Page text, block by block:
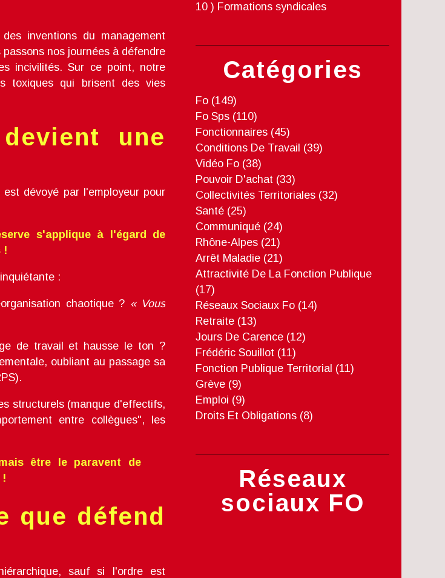
inventions du management
passons nos journées à défendre
incivilités. Sur ce point, notre
toxiques qui brisent des vies
une
dévoyé par l'employeur pour
s'applique à l'égard de
!
:
chaotique ? « Vous
de travail et hausse le ton ?
oubliant au passage sa
structurels (manque d'effectifs,
entre collègues", les
être le paravent de
!
que défend
sauf si l'ordre est
Catégories
Fo (149)
Fo Sps (110)
Fonctionnaires (45)
Conditions De Travail (39)
Vidéo Fo (38)
Pouvoir D'achat (33)
Collectivités Territoriales (32)
Santé (25)
Communiqué (24)
Rhône-Alpes (21)
Arrêt Maladie (21)
Attractivité De La Fonction Publique
(17)
Réseaux Sociaux Fo (14)
Retraite (13)
Jours De Carence (12)
Frédéric Souillot (11)
Fonction Publique Territorial (11)
Grève (9)
Emploi (9)
Droits Et Obligations (8)
10 ) Formations syndicales
Réseaux
sociaux FO